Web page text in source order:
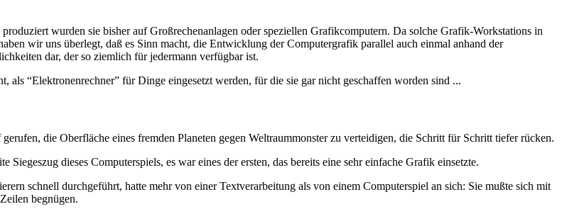
wurden sie bisher auf Großrechenanlagen oder speziellen Grafikcomputern. Da solche Grafik-Workstations in
wir uns überlegt, daß es Sinn macht, die Entwicklung der Computergrafik parallel auch einmal anhand der
dar, der so ziemlich für jedermann verfügbar ist.
als “Elektronenrechner” für Dinge eingesetzt werden, für die sie gar nicht geschaffen worden sind ...
die Oberfläche eines fremden Planeten gegen Weltraummonster zu verteidigen, die Schritt für Schritt tiefer rücken.
dieses Computerspiels, es war eines der ersten, das bereits eine sehr einfache Grafik einsetzte.
schnell durchgeführt, hatte mehr von einer Textverarbeitung als von einem Computerspiel an sich: Sie mußte sich mit
begnügen.